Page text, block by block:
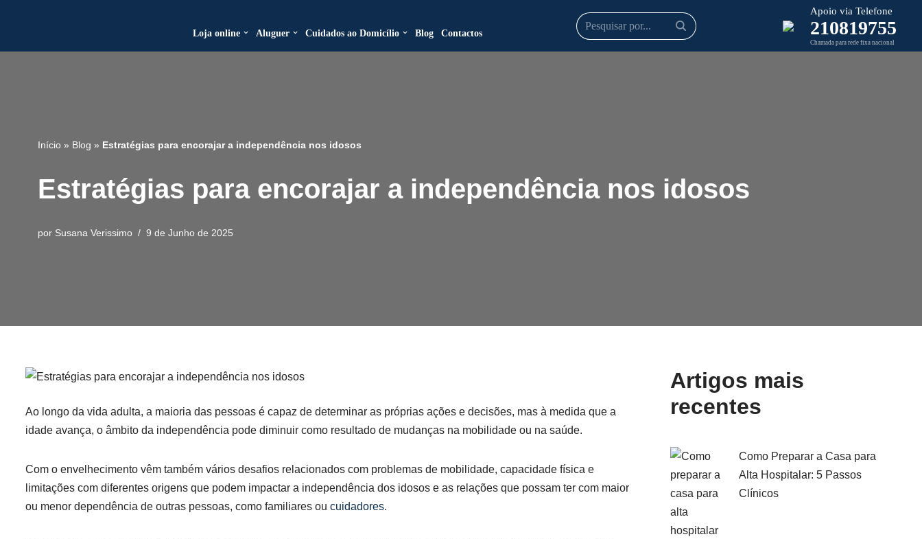
Loja online Aluguer Cuidados ao Domicílio Blog Contactos
Apoio via Telefone
210819755
Chamada para rede fixa nacional
Início » Blog » Estratégias para encorajar a independência nos idosos
Estratégias para encorajar a independência nos idosos
por Susana Verissimo 9 de Junho de 2025
Ao longo da vida adulta, a maioria das pessoas é capaz de determinar as próprias ações e decisões, mas à medida que a
idade avança, o âmbito da independência pode diminuir como resultado de mudanças na mobilidade ou na saúde.
Com o envelhecimento vêm também vários desafios relacionados com problemas de mobilidade, capacidade física e
limitações com diferentes origens que podem impactar a independência dos idosos e as relações que possam ter com maior
ou menor dependência de outras pessoas, como familiares ou cuidadores.
Artigos mais
recentes
Como Preparar a Casa para
Alta Hospitalar: 5 Passos
Clínicos